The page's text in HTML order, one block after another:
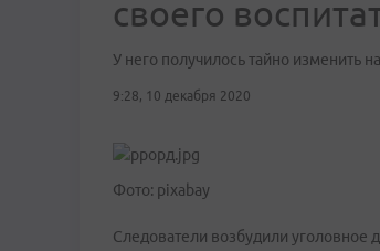
своего
У него получилось тайно изменить
9:28, 10 декабря 2020
Фото: pixabay
Следователи возбудили уголовное